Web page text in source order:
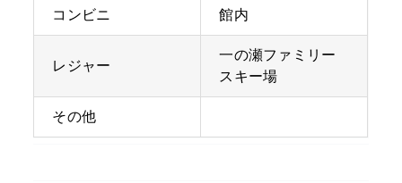
コンビニ 館内
レジャー
一の瀬ファミリー
スキー場
その他